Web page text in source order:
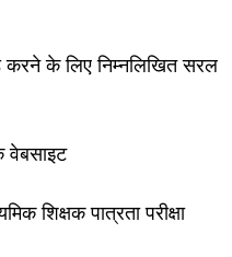
करने के लिए निम्नलिखित सरल
वेबसाइट
शिक्षक पात्रता परीक्षा